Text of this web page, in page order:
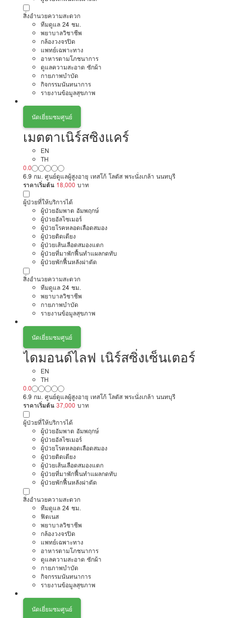
สิ่งอำนวยความสะดวก
ทีมดูแล 24 ชม.
พยาบาลวิชาชีพ
กล้องวงจรปิด
แพทย์เฉพาะทาง
อาหารตามโภชนาการ
ดูแลความสะอาด ซักผ้า
กายภาพบำบัด
กิจกรรมนันทนาการ
รายงานข้อมูลสุขภาพ
นัดเยี่ยมชมศูนย์
เมตตาเนิร์สซิงแคร์
EN
TH
0.0
6.9 กม. ศูนย์ดูแลผู้สูงอายุ เทสโก้ โลตัส พระนั่งเกล้า นนทบุรี
ราคาเริ่มต้น 18,000 บาท
ผู้ป่วยที่ให้บริการได้
ผู้ป่วยอัมพาต อัมพฤกษ์
ผู้ป่วยอัลไซเมอร์
ผู้ป่วยโรคหลอดเลือดสมอง
ผู้ป่วยติดเตียง
ผู้ป่วยเส้นเลือดสมองแตก
ผู้ป่วยที่มาพักฟื้นทำแผลกดทับ
ผู้ป่วยพักฟื้นหลังผ่าตัด
สิ่งอำนวยความสะดวก
ทีมดูแล 24 ชม.
พยาบาลวิชาชีพ
กายภาพบำบัด
รายงานข้อมูลสุขภาพ
นัดเยี่ยมชมศูนย์
ไดมอนด์ไลฟ เนิร์สซิ่งเซ็นเตอร์
EN
TH
0.0
6.9 กม. ศูนย์ดูแลผู้สูงอายุ เทสโก้ โลตัส พระนั่งเกล้า นนทบุรี
ราคาเริ่มต้น 37,000 บาท
ผู้ป่วยที่ให้บริการได้
ผู้ป่วยอัมพาต อัมพฤกษ์
ผู้ป่วยอัลไซเมอร์
ผู้ป่วยโรคหลอดเลือดสมอง
ผู้ป่วยติดเตียง
ผู้ป่วยเส้นเลือดสมองแตก
ผู้ป่วยที่มาพักฟื้นทำแผลกดทับ
ผู้ป่วยพักฟื้นหลังผ่าตัด
สิ่งอำนวยความสะดวก
ทีมดูแล 24 ชม.
ฟิตเนส
พยาบาลวิชาชีพ
กล้องวงจรปิด
แพทย์เฉพาะทาง
อาหารตามโภชนาการ
ดูแลความสะอาด ซักผ้า
กายภาพบำบัด
กิจกรรมนันทนาการ
รายงานข้อมูลสุขภาพ
นัดเยี่ยมชมศูนย์